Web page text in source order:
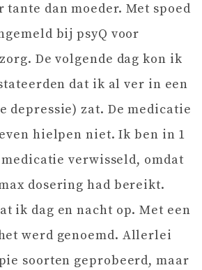
tante dan moeder. Met spoed
bij psyQ voor
De volgende dag kon ik
dat ik al ver in een
depressie) zat. De medicatie
hielpen niet. Ik ben in 1
verwisseld, omdat
dosering had bereikt.
ik dag en nacht op. Met een
werd genoemd. Allerlei
soorten geprobeerd, maar